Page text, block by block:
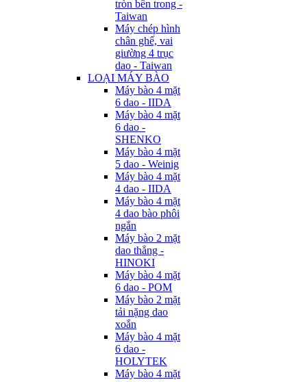
tròn bên trong -
Taiwan
Máy chép hình
chân ghế, vai
giường 4 trục
dao - Taiwan
LOẠI MÁY BÀO
Máy bào 4 mặt
6 dao - IIDA
Máy bào 4 mặt
6 dao -
SHENKO
Máy bào 4 mặt
5 dao - Weinig
Máy bào 4 mặt
4 dao - IIDA
Máy bào 4 mặt
4 dao bào phôi
ngắn
Máy bào 2 mặt
dao thẳng -
HINOKI
Máy bào 4 mặt
6 dao - POM
Máy bào 2 mặt
tải nặng dao
xoắn
Máy bào 4 mặt
6 dao -
HOLYTEK
Máy bào 4 mặt